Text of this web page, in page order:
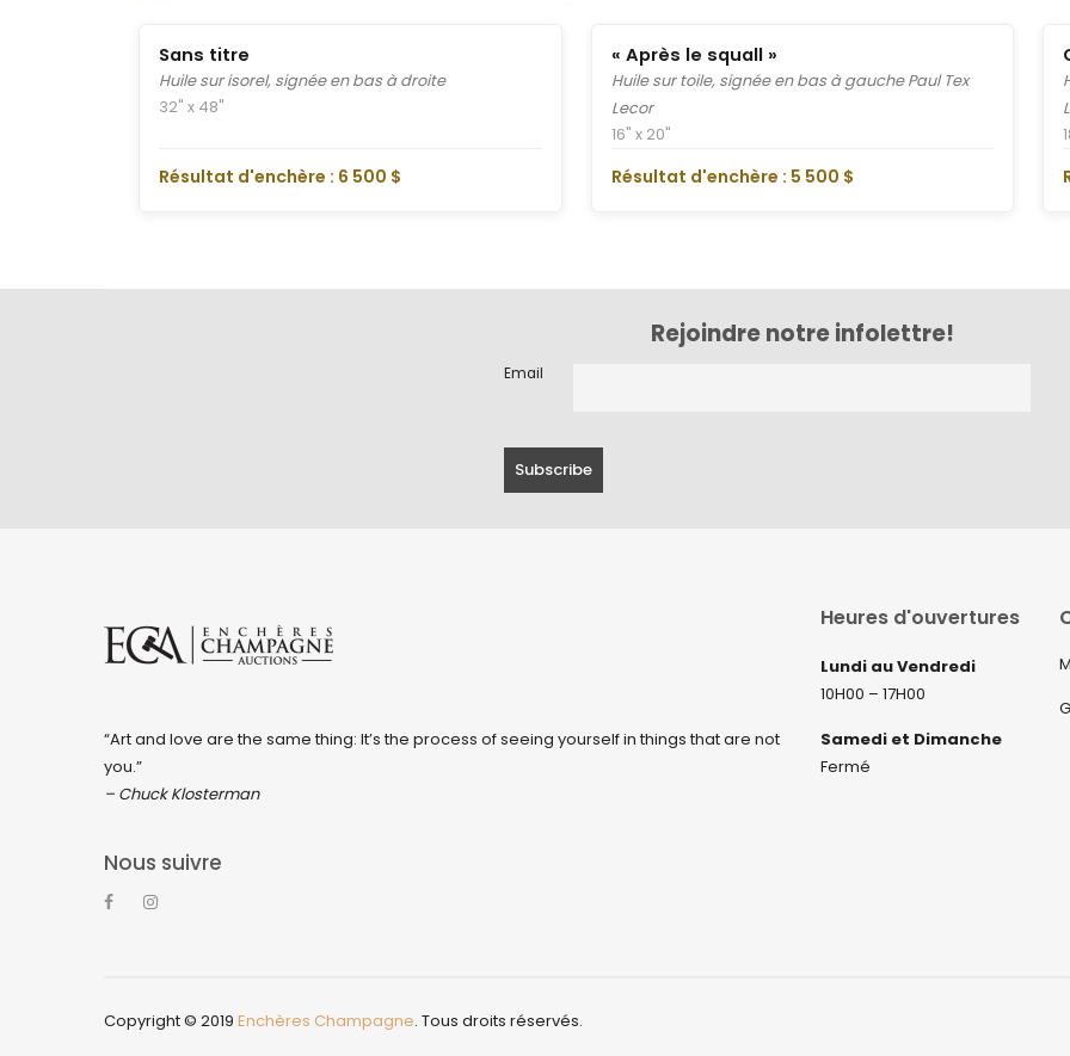
Sans titre
Huile sur isorel, signée en bas à droite
32" x 48"
Résultat d'enchère : 6 500 $
« Après le squall »
Huile sur toile, signée en bas à gauche Paul Tex
Lecor
16" x 20"
Résultat d'enchère : 5 500 $
Rejoindre notre infolettre!
Email
“Art and love are the same thing: It’s the process of seeing yourself in things that are not
you.”
– Chuck Klosterman
Nous suivre
Heures d'ouvertures
Lundi au Vendredi
10H00 – 17H00
Samedi et Dimanche
Fermé
Copyright © 2019 Enchères Champagne. Tous droits réservés.